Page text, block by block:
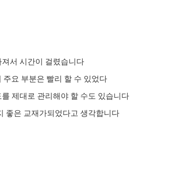
서 시간이 걸렸습니다
주요 부분은 빨리 할 수 ​​있었다
제대로 관리해야 할 수도 있습니다
좋은 교재가되었다고 생각합니다